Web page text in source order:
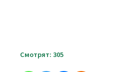
Смотрят: 305